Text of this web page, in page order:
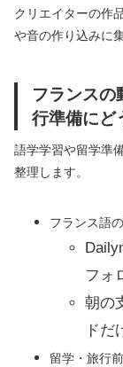
クリエイターの作
や音の作り込みに
フランスの
行準備にど
語学学習や留学準
整理します。
フランス語
フォ
朝の
ドだ
留学・旅行